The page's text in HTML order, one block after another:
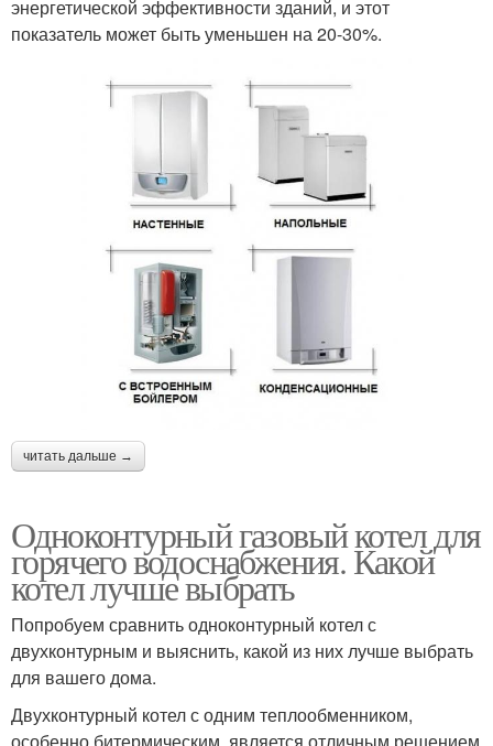
энергетической эффективности зданий, и этот
показатель может быть уменьшен на 20-30%.
читать дальше →
Одноконтурный газовый котел для
горячего водоснабжения. Какой
котел лучше выбрать
Попробуем сравнить одноконтурный котел с
двухконтурным и выяснить, какой из них лучше выбрать
для вашего дома.
Двухконтурный котел с одним теплообменником,
особенно битермическим, является отличным решением